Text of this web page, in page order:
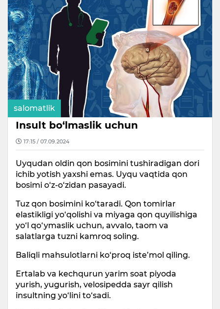
salomatlik
Insult bo‘lmaslik uchun
17:15 / 07.09.2024
Uyqudan oldin qon bosimini tushiradigan dori
ichib yotish yaxshi emas. Uyqu vaqtida qon
bosimi o‘z-o‘zidan pasayadi.
Tuz qon bosimini ko‘taradi. Qon tomirlar
elastikligi yo‘qolishi va miyaga qon quyilishiga
yo‘l qo‘ymaslik uchun, avvalo, taom va
salatlarga tuzni kamroq soling.
Baliqli mahsulotlarni ko‘proq iste’mol qiling.
Ertalab va kechqurun yarim soat piyoda
yurish, yugurish, velosipedda sayr qilish
insultning yo‘lini to‘sadi.